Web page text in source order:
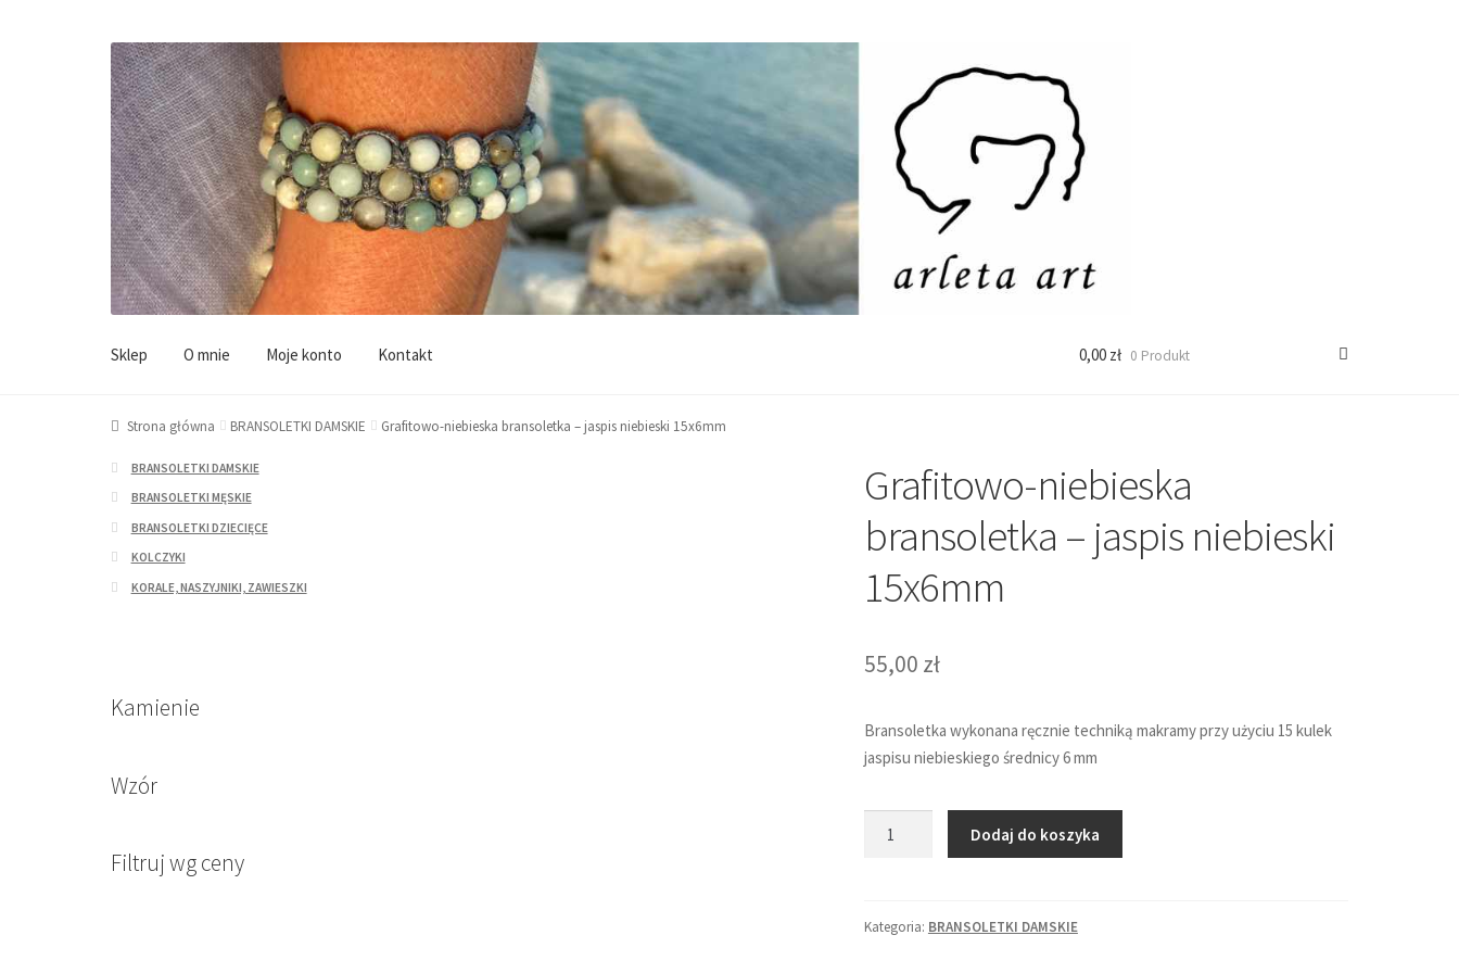
do
do
Sklep O mnie Moje konto Kontakt 0,00 zł 0 Produkt
Strona główna BRANSOLETKI DAMSKIE Grafitowo-niebieska bransoletka – jaspis niebieski 15x6mm
Grafitowo-niebieska
bransoletka – jaspis niebieski
15x6mm
55,00 zł
Bransoletka wykonana ręcznie techniką makramy przy użyciu 15 kulek
jaspisu niebieskiego średnicy 6 mm
-
Dodaj do koszyka
Kategoria: BRANSOLETKI DAMSKIE
BRANSOLETKI DAMSKIE
BRANSOLETKI MĘSKIE
BRANSOLETKI DZIECIĘCE
KOLCZYKI
KORALE, NASZYJNIKI, ZAWIESZKI
Kamienie
Wzór
Filtruj wg ceny